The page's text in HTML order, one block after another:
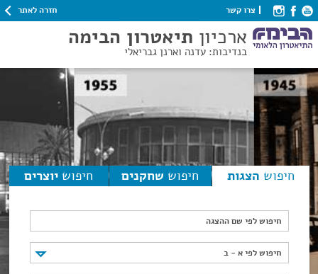
צרו קשר חזרה לאתר
ארכיון תיאטרון הבימה
בנדיבות: עדנה וארנן גבריאלי
חיפוש הצגות חיפוש שחקנים חיפוש יוצרים
חיפוש לפי שם ההצגה
חיפוש לפי א - ב
חיפוש לפי א - ב